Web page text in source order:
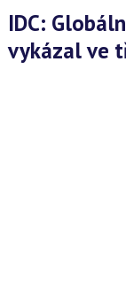
IDC: Globální trh tiskových zařízení
vykázal ve